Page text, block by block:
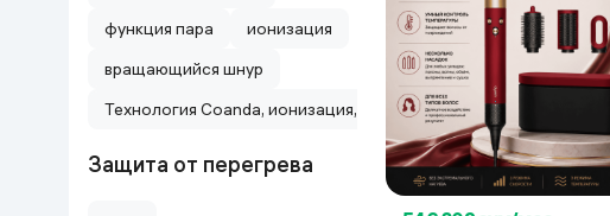
функция пара
ионизация
вращающийся шнур
Технология Coanda, ионизация, несколько насадок для укладки
Защита от перегрева